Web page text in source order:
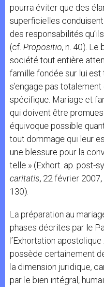
pourra éviter que des
superficielles
des responsabilités
(cf. Propositio, n. 40). Le
société tout entière
famille fondée sur lui est
s’engage pas
spécifique. Mariage et
qui doivent être
équivoque possible
tout dommage qui leur
une blessure pour la
telle » (Exhort. ap. post-
caritatis, 22 février 2007,
130).
La préparation au
phases décrites par le
l’Exhortation apostolique
possède certainement
la dimension juridique,
par le bien intégral,